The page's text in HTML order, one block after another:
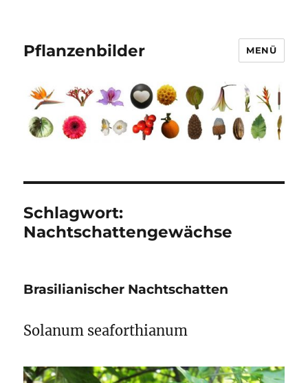
Pflanzenbilder MENÜ
Schlagwort:
Nachtschattengewächse
Brasilianischer Nachtschatten
Solanum seaforthianum